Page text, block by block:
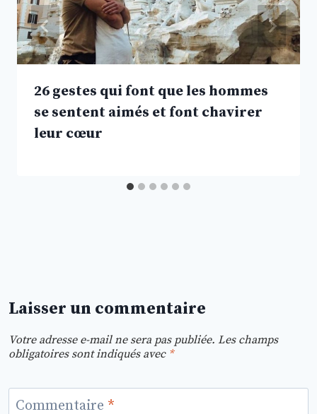
26 gestes qui font que les hommes
se sentent aimés et font chavirer
leur cœur
Laisser un commentaire
Votre adresse e-mail ne sera pas publiée. Les champs
obligatoires sont indiqués avec *
Commentaire *